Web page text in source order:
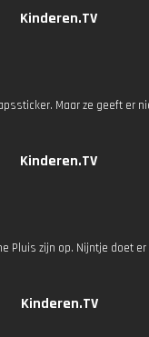
Kinderen.TV
Maar ze geeft er
Kinderen.TV
Pluis zijn op. Nijntje doet
Kinderen.TV